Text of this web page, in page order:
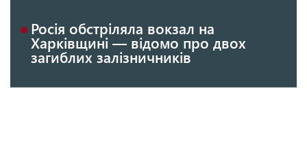
Росія обстріляла вокзал на
Харківщині — відомо про двох
загиблих залізничників